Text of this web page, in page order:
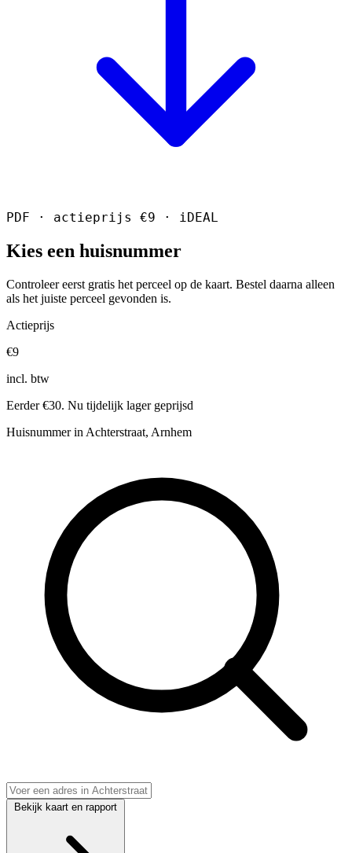
PDF · actieprijs €9 · iDEAL
Kies een huisnummer
Controleer eerst gratis het perceel op de kaart. Bestel daarna alleen
als het juiste perceel gevonden is.
Actieprijs
€9
incl. btw
Eerder €30. Nu tijdelijk lager geprijsd
Huisnummer in Achterstraat, Arnhem
Bekijk kaart en rapport